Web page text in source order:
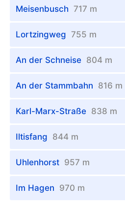
Meisenbusch 717 m
Lortzingweg 755 m
An der Schneise 804 m
An der Stammbahn 816 m
Karl-Marx-Straße 838 m
Iltisfang 844 m
Uhlenhorst 957 m
Im Hagen 970 m